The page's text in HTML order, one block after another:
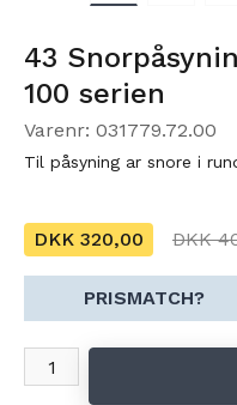
43
100 serien
Varenr: 031779.72.00
Til påsyning ar snore i
DKK 320,00 DKK
PRISMATCH?